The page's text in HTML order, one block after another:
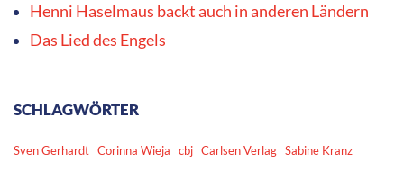
Henni Haselmaus backt auch in anderen Ländern
Das Lied des Engels
SCHLAGWÖRTER
Sven Gerhardt Corinna Wieja cbj Carlsen Verlag Sabine Kranz